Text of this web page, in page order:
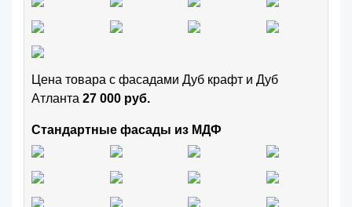
Цена товара с фасадами Дуб крафт и Дуб
Атланта 27 000 руб.
Стандартные фасады из МДФ